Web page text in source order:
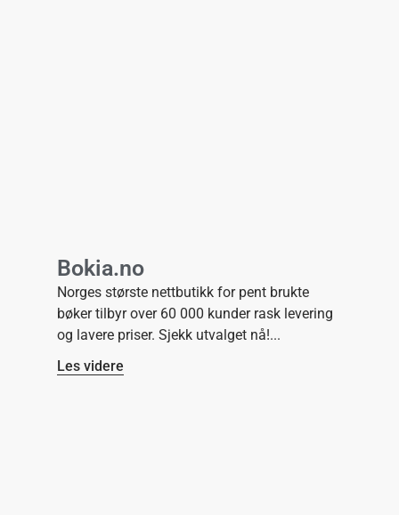
Bokia.no
Norges største nettbutikk for pent brukte
bøker tilbyr over 60 000 kunder rask levering
og lavere priser. Sjekk utvalget nå!
Les videre